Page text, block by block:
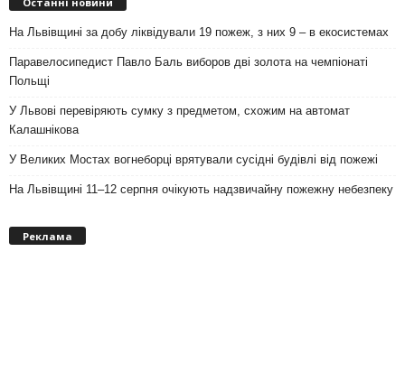
На Львівщині за добу ліквідували 19 пожеж, з них 9 – в екосистемах
Паравелосипедист Павло Баль виборов дві золота на чемпіонаті
Польщі
У Львові перевіряють сумку з предметом, схожим на автомат
Калашнікова
У Великих Мостах вогнеборці врятували сусідні будівлі від пожежі
На Львівщині 11–12 серпня очікують надзвичайну пожежну небезпеку
Реклама